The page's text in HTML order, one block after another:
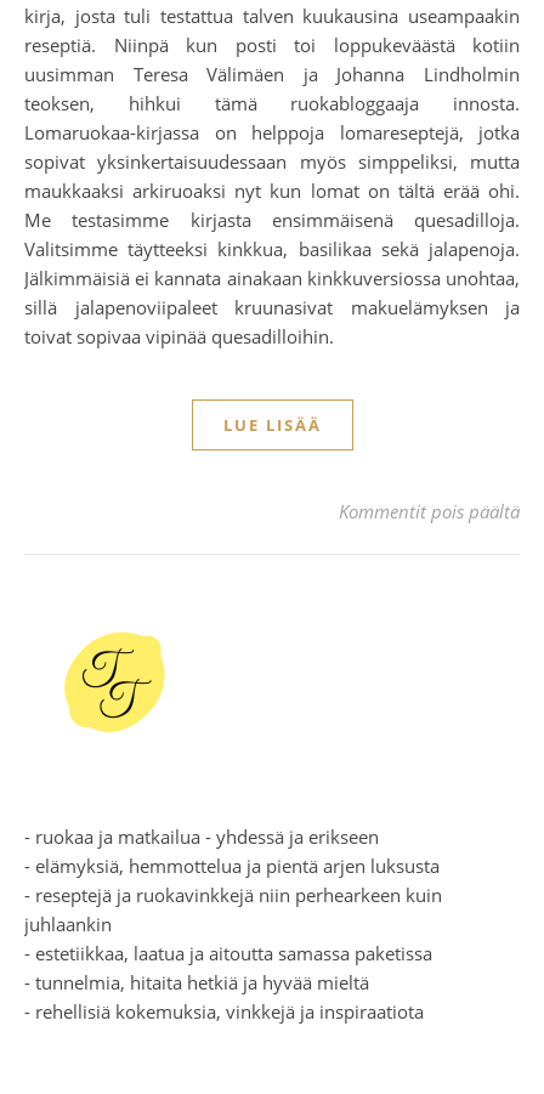
kirja, josta tuli testattua talven kuukausina useampaakin
reseptiä. Niinpä kun posti toi loppukeväästä kotiin
uusimman Teresa Välimäen ja Johanna Lindholmin
teoksen, hihkui tämä ruokabloggaaja innosta.
Lomaruokaa-kirjassa on helppoja lomareseptejä, jotka
sopivat yksinkertaisuudessaan myös simppeliksi, mutta
maukkaaksi arkiruoaksi nyt kun lomat on tältä erää ohi.
Me testasimme kirjasta ensimmäisenä quesadilloja.
Valitsimme täytteeksi kinkkua, basilikaa sekä jalapenoja.
Jälkimmäisiä ei kannata ainakaan kinkkuversiossa unohtaa,
sillä jalapenoviipaleet kruunasivat makuelämyksen ja
toivat sopivaa vipinää quesadilloihin.
LUE LISÄÄ
Kommentit pois päältä
- ruokaa ja matkailua - yhdessä ja erikseen
- elämyksiä, hemmottelua ja pientä arjen luksusta
- reseptejä ja ruokavinkkejä niin perhearkeen kuin
juhlaankin
- estetiikkaa, laatua ja aitoutta samassa paketissa
- tunnelmia, hitaita hetkiä ja hyvää mieltä
- rehellisiä kokemuksia, vinkkejä ja inspiraatiota